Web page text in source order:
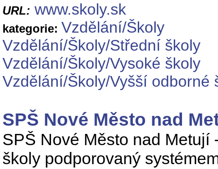
URL: www.skoly.sk
kategorie: Vzdělání/Školy
Vzdělání/Školy/Střední školy
Vzdělání/Školy/Vysoké školy
Vzdělání/Školy/Vyšší odborné
SPŠ Nové Město nad
SPŠ Nové Město nad
školy podporovaný